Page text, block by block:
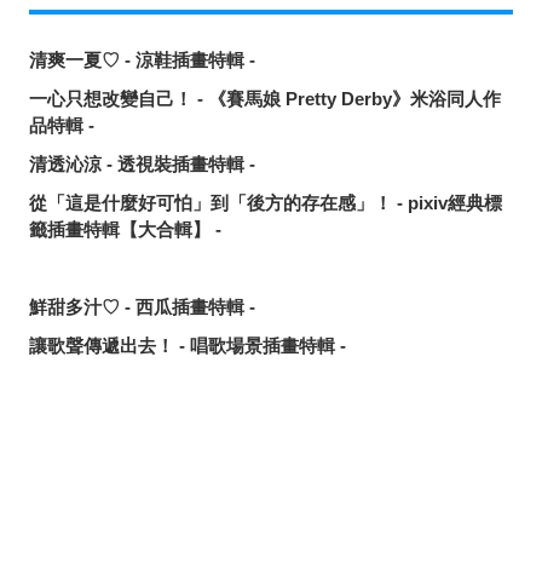
清爽一夏♡ - 涼鞋插畫特輯 -
一心只想改變自己！ - 《賽馬娘 Pretty Derby》米浴同人作
品特輯 -
清透沁涼 - 透視裝插畫特輯 -
從「這是什麼好可怕」到「後方的存在感」！ - pixiv經典標
籤插畫特輯【大合輯】 -
鮮甜多汁♡ - 西瓜插畫特輯 -
讓歌聲傳遞出去！ - 唱歌場景插畫特輯 -